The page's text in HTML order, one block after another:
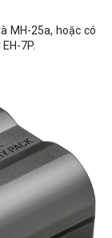
MH-25a, hoặc có
7P.